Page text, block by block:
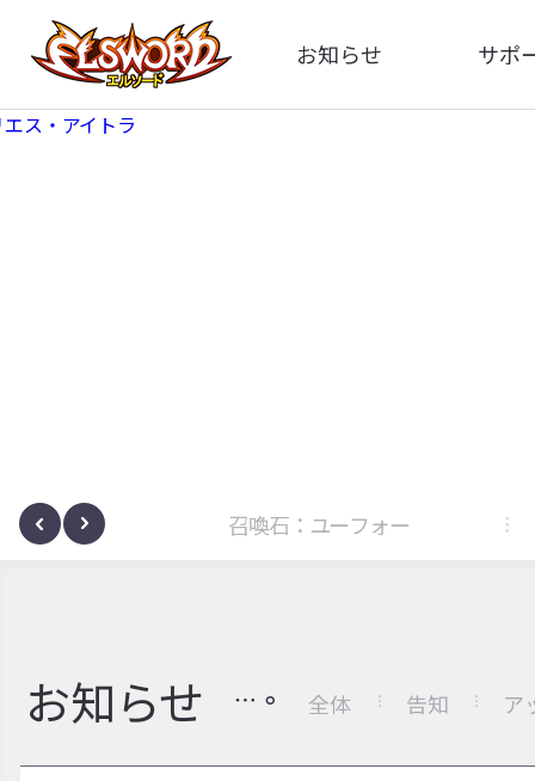
お知らせ
全体
サポ
サノヴァ 召喚石：ユーフォー
お知らせ 全体 告知 ア